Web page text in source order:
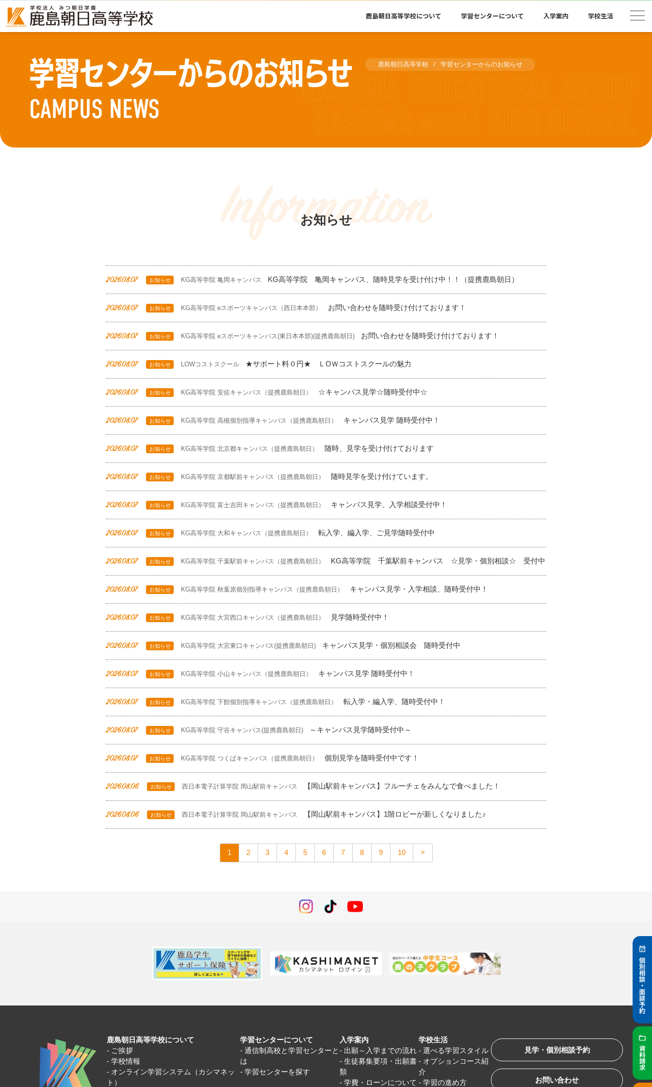
鹿島朝日高等学校について 学習センターについて 入学案内 学校生活
学習センターからのお知らせ
CAMPUS NEWS
鹿島朝日高等学校 学習センターからのお知らせ
お知らせ
Information
2026.08.07 お知らせ KG高等学院 亀岡キャンパス KG高等学院 亀岡キャンパス、随時見学を受け付け中！！（提携鹿島朝日）
2026.08.07 お知らせ KG高等学院 eスポーツキャンパス（西日本本部） お問い合わせを随時受け付けております！
2026.08.07 お知らせ KG高等学院 eスポーツキャンパス(東日本本部)(提携鹿島朝日) お問い合わせを随時受け付けております！
2026.08.07 お知らせ LOWコストスクール ★サポート料０円★ ＬOＷコストスクールの魅力
2026.08.07 お知らせ KG高等学院 安佐キャンパス（提携鹿島朝日） ☆キャンパス見学☆随時受付中☆
2026.08.07 お知らせ KG高等学院 高槻個別指導キャンパス（提携鹿島朝日） キャンパス見学 随時受付中！
2026.08.07 お知らせ KG高等学院 北京都キャンパス（提携鹿島朝日） 随時、見学を受け付けております
2026.08.07 お知らせ KG高等学院 京都駅前キャンパス（提携鹿島朝日） 随時見学を受け付けています。
2026.08.07 お知らせ KG高等学院 富士吉田キャンパス（提携鹿島朝日） キャンパス見学、入学相談受付中！
2026.08.07 お知らせ KG高等学院 大和キャンパス（提携鹿島朝日） 転入学、編入学、ご見学随時受付中
2026.08.07 お知らせ KG高等学院 千葉駅前キャンパス（提携鹿島朝日） KG高等学院 千葉駅前キャンパス ☆見学・個別相談☆ 受付中
2026.08.07 お知らせ KG高等学院 秋葉原個別指導キャンパス（提携鹿島朝日） キャンパス見学・入学相談、随時受付中！
2026.08.07 お知らせ KG高等学院 大宮西口キャンパス（提携鹿島朝日） 見学随時受付中！
2026.08.07 お知らせ KG高等学院 大宮東口キャンパス(提携鹿島朝日) キャンパス見学・個別相談会 随時受付中
2026.08.07 お知らせ KG高等学院 小山キャンパス（提携鹿島朝日） キャンパス見学 随時受付中！
2026.08.07 お知らせ KG高等学院 下館個別指導キャンパス（提携鹿島朝日） 転入学・編入学、随時受付中！
2026.08.07 お知らせ KG高等学院 守谷キャンパス(提携鹿島朝日) ～キャンパス見学随時受付中～
2026.08.07 お知らせ KG高等学院 つくばキャンパス（提携鹿島朝日） 個別見学を随時受付中です！
2026.08.06 お知らせ 西日本電子計算学院 岡山駅前キャンパス 【岡山駅前キャンパス】フルーチェをみんなで食べました！
2026.08.06 お知らせ 西日本電子計算学院 岡山駅前キャンパス 【岡山駅前キャンパス】1階ロビーが新しくなりました♪
1 2 3 4 5 6 7 8 9 10 >
鹿島朝日高等学校について
ご挨拶
学校情報
オンライン学習システム（カシマネッ
ト）
学習センターについて
通信制高校と学習センターと
は
学習センターを探す
入学案内
出願～入学までの流れ
生徒募集要項・出願書
類
学費・ローンについて
学校生活
選べる学習スタイル
オプションコース紹
介
学習の進め方
見学・個別相談予約
お問い合わせ